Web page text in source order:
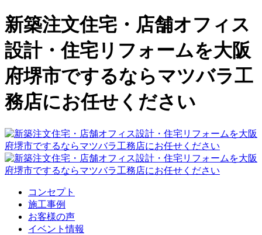
新築注文住宅・店舗オフィス
設計・住宅リフォームを大阪
府堺市でするならマツバラ工
務店にお任せください
コンセプト
施工事例
お客様の声
イベント情報